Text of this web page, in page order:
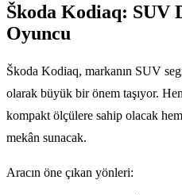
Škoda Kodiaq: SUV
Oyuncu
Škoda Kodiaq, markanın SUV
olarak büyük bir önem taşıyor.
kompakt ölçülere sahip olacak
mekân sunacak.
Aracın öne çıkan yönleri: